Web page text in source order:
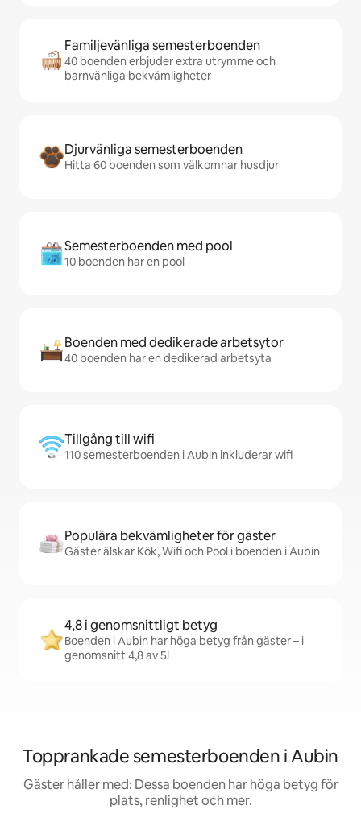
Familjevänliga semesterboenden
40 boenden erbjuder extra utrymme och
barnvänliga bekvämligheter
Djurvänliga semesterboenden
Hitta 60 boenden som välkomnar husdjur
Semesterboenden med pool
10 boenden har en pool
Boenden med dedikerade arbetsytor
40 boenden har en dedikerad arbetsyta
Tillgång till wifi
110 semesterboenden i Aubin inkluderar wifi
Populära bekvämligheter för gäster
Gäster älskar Kök, Wifi och Pool i boenden i Aubin
4,8 i genomsnittligt betyg
Boenden i Aubin har höga betyg från gäster – i
genomsnitt 4,8 av 5!
Topprankade semesterboenden i Aubin
Gäster håller med: Dessa boenden har höga betyg för
plats, renlighet och mer.